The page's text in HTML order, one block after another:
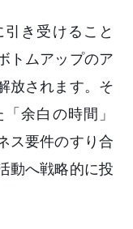
き受けること
トムアップのア
放されます。そ
余白の時間」
ス要件のすり合
動へ戦略的に投